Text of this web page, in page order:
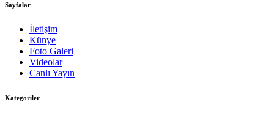
Sayfalar
İletişim
Künye
Foto Galeri
Videolar
Canlı Yayın
Kategoriler